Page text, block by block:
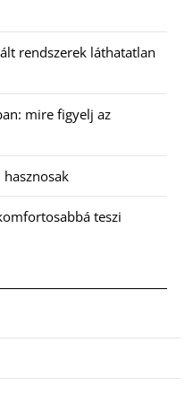
rendszerek láthatatlan
mire figyelj az
teszi